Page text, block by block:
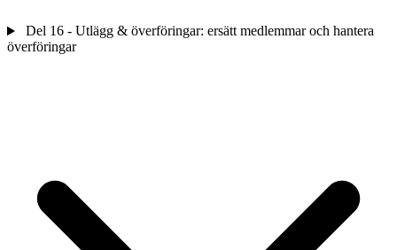
Del 16 - Utlägg & överföringar: ersätt medlemmar och hantera
överföringar